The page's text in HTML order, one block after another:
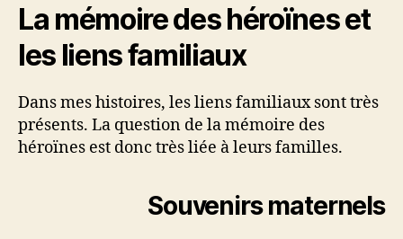
La mémoire des héroïnes et
les liens familiaux
Dans mes histoires, les liens familiaux sont très
présents. La question de la mémoire des
héroïnes est donc très liée à leurs familles.
Souvenirs maternels